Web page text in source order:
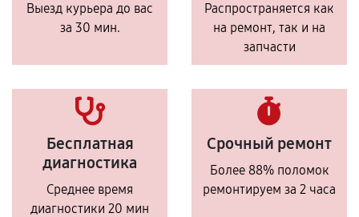
Выезд курьера до вас
за 30 мин.
Распространяется как
на ремонт, так и на
запчасти
Бесплатная
диагностика
Среднее время
диагностики 20 мин
Срочный ремонт
Более 88% поломок
ремонтируем за 2 часа